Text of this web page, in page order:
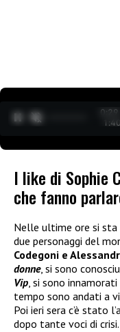
1:40
I like di Sophie
che fanno
Nelle ultime ore si
due personaggi del
Codegoni e
donne, si sono
Vip, si sono
tempo sono andati a
Poi ieri sera c’è stato
dopo tante voci di crisi.